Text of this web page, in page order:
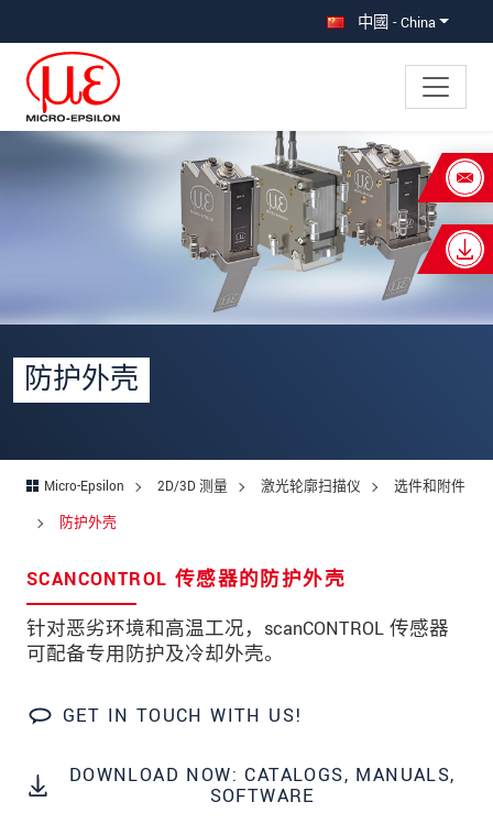
中國 - China
防护外壳
Micro-Epsilon 2D/3D 测量 激光轮廓扫描仪
选件和附件
防护外壳
SCANCONTROL 传感器的防护外壳
针对恶劣环境和高温工况，scanCONTROL 传感器
可配备专用防护及冷却外壳。
GET IN TOUCH WITH US!
DOWNLOAD NOW: CATALOGS, MANUALS,
SOFTWARE
×
Your request for: 防护外壳
名*
姓*
街道
邮政编码
国家*
电话
电子邮件 *